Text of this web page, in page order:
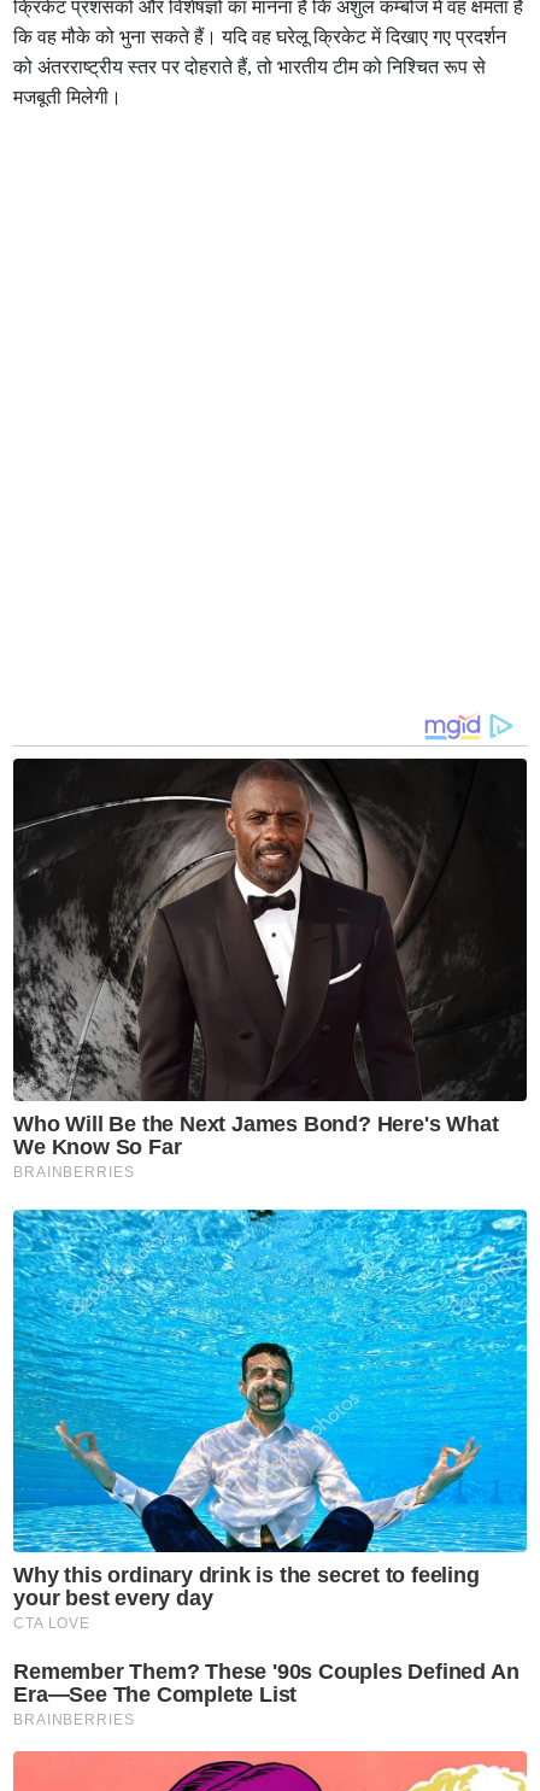
क्रिकेट प्रशंसकों और विशेषज्ञों का मानना है कि अंशुल कम्बोज में वह क्षमता है
कि वह मौके को भुना सकते हैं। यदि वह घरेलू क्रिकेट में दिखाए गए प्रदर्शन
को अंतरराष्ट्रीय स्तर पर दोहराते हैं, तो भारतीय टीम को निश्चित रूप से
मजबूती मिलेगी।